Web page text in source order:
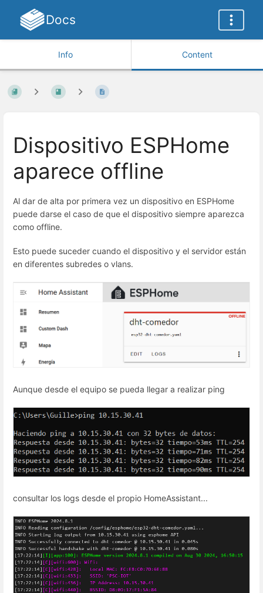
Docs
Info Content
Dispositivo ESPHome
aparece offline
Al dar de alta por primera vez un dispositivo en ESPHome
puede darse el caso de que el dispositivo siempre aparezca
como offline.
Esto puede suceder cuando el dispositivo y el servidor están
en diferentes subredes o vlans.
Aunque desde el equipo se pueda llegar a realizar ping
consultar los logs desde el propio HomeAssistant...